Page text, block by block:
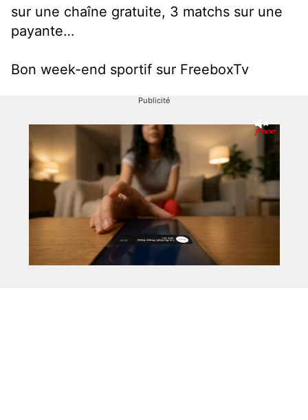
sur une chaîne gratuite, 3 matchs sur une
payante…
Bon week-end sportif sur FreeboxTv
Publicité